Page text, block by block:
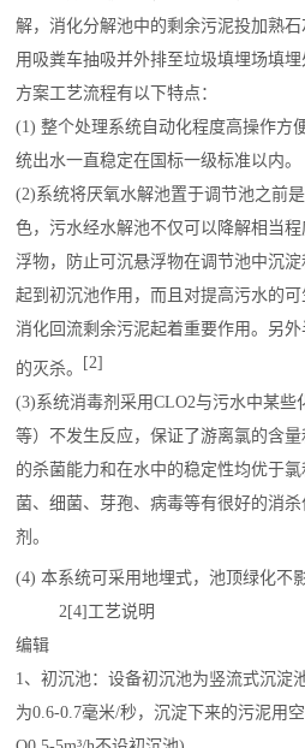
解，消化分解池中的剩余污泥投加熟石
用吸粪车抽吸并外排至垃圾填埋场填埋
方案工艺流程有以下特点：
(1) 整个处理系统自动化程度高操作方
统出水一直稳定在国标一级标准以内。
(2)系统将厌氧水解池置于调节池之前
色，污水经水解池不仅可以降解相当
浮物，防止可沉悬浮物在调节池中沉淀
起到初沉池作用，而且对提高污水的可
消化回流剩余污泥起着重要作用。另
的灭杀。 [2]
(3)系统消毒剂采用CLO2与污水中某
等）不发生反应，保证了游离氯的含
的杀菌能力和在水中的稳定性均优于
菌、细菌、芽孢、病毒等有很好的消
剂。
(4) 本系统可采用地埋式，池顶绿化不
2 [4] 工艺说明
编辑
1、初沉池：设备初沉池为竖流式沉淀
为0.6-0.7毫米/秒，沉淀下来的污泥用